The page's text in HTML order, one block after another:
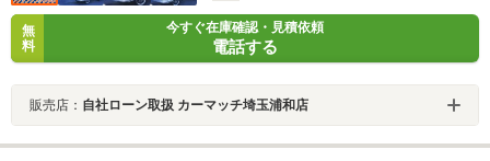
無
料
今すぐ在庫確認・見積依頼
電話する
販売店： 自社ローン取扱 カーマッチ埼玉浦和店